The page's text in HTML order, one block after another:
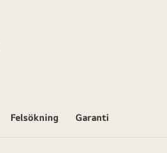
Felsökning Garanti